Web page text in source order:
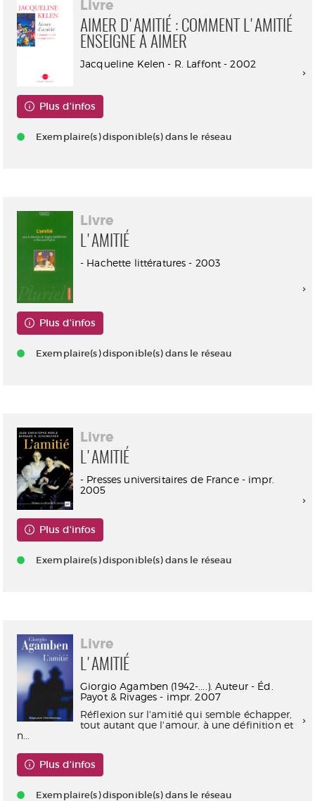
Livre
AIMER D'AMITIÉ : COMMENT L'AMITIÉ
ENSEIGNE À AIMER
Jacqueline Kelen - R. Laffont - 2002
Plus d'infos
Exemplaire(s) disponible(s) dans le réseau
Livre
L'AMITIÉ
- Hachette littératures - 2003
Plus d'infos
Exemplaire(s) disponible(s) dans le réseau
Livre
L'AMITIÉ
- Presses universitaires de France - impr.
2005
Plus d'infos
Exemplaire(s) disponible(s) dans le réseau
Livre
L'AMITIÉ
Giorgio Agamben (1942-....). Auteur - Éd.
Payot & Rivages - impr. 2007
Réflexion sur l'amitié qui semble échapper,
tout autant que l'amour, à une définition et
n...
Plus d'infos
Exemplaire(s) disponible(s) dans le réseau